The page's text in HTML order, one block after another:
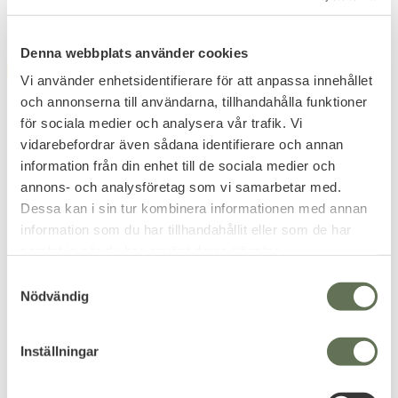
Denna webbplats använder cookies
Vi använder enhetsidentifierare för att anpassa innehållet
och annonserna till användarna, tillhandahålla funktioner
för sociala medier och analysera vår trafik. Vi
vidarebefordrar även sådana identifierare och annan
information från din enhet till de sociala medier och
annons- och analysföretag som vi samarbetar med.
Dessa kan i sin tur kombinera informationen med annan
information som du har tillhandahållit eller som de har
Nödvändig
Inställningar
Add to favorites
Altama Aboottabad Trail
Vattentäta friluftskängor för
professionella. Flygplatsvänliga
1 888KR
40%
Add to favorites
Altama Aboottabad Trail
Robusta vandringsskor.
40%